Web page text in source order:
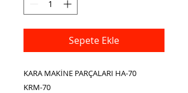
Sepete Ekle
KARA MAKİNE PARÇALARI HA-70
KRM-70